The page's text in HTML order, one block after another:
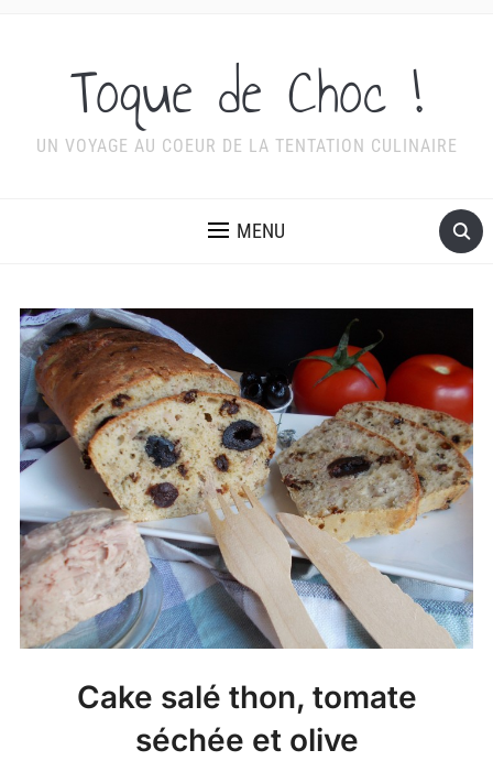
Toque de Choc !
UN VOYAGE AU COEUR DE LA TENTATION CULINAIRE
MENU
Cake salé thon, tomate
séchée et olive